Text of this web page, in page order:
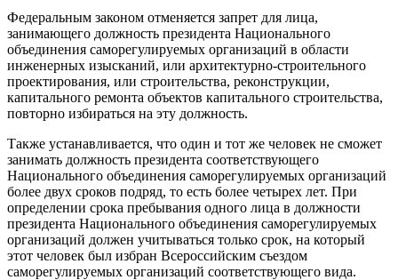
Федеральным законом отменяется запрет для лица,
занимающего должность президента Национального
объединения саморегулируемых организаций в области
инженерных изысканий, или архитектурно-строительного
проектирования, или строительства, реконструкции,
капитального ремонта объектов капитального строительства,
повторно избираться на эту должность.
Также устанавливается, что один и тот же человек не сможет
занимать должность президента соответствующего
Национального объединения саморегулируемых организаций
более двух сроков подряд, то есть более четырех лет. При
определении срока пребывания одного лица в должности
президента Национального объединения саморегулируемых
организаций должен учитываться только срок, на который
этот человек был избран Всероссийским съездом
саморегулируемых организаций соответствующего вида.